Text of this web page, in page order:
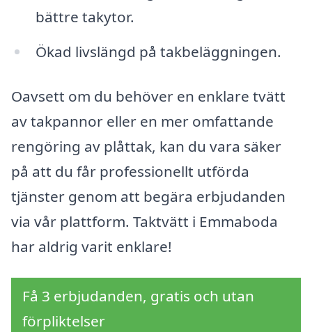
bättre takytor.
Ökad livslängd på takbeläggningen.
Oavsett om du behöver en enklare tvätt
av takpannor eller en mer omfattande
rengöring av plåttak, kan du vara säker
på att du får professionellt utförda
tjänster genom att begära erbjudanden
via vår plattform. Taktvätt i Emmaboda
har aldrig varit enklare!
Få 3 erbjudanden, gratis och utan
förpliktelser